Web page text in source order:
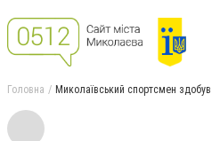
Головна Миколаївський спортсмен